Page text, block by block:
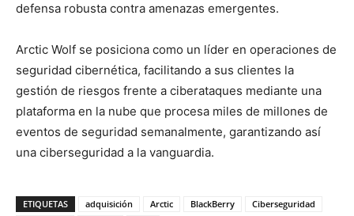
defensa robusta contra amenazas emergentes.
Arctic Wolf se posiciona como un líder en operaciones de
seguridad cibernética, facilitando a sus clientes la
gestión de riesgos frente a ciberataques mediante una
plataforma en la nube que procesa miles de millones de
eventos de seguridad semanalmente, garantizando así
una ciberseguridad a la vanguardia.
ETIQUETAS adquisición Arctic BlackBerry
Ciberseguridad